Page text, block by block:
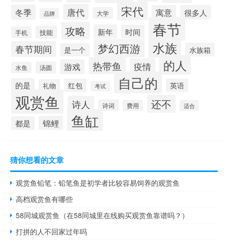
冬季 品牌 唐代 大学 宋代 寓意 很多人
手机 技能 攻略 新年 时间 春节
春节期间 是一个 梦幻西游 水族 水族箱
水鱼 汤圆 游戏 热带鱼 疫情 的人
的是 礼物 红包 考试 自己的 英语
观赏鱼 诗人 诗词 费用 还不 适合
都是 锦鲤 鱼缸
猜你想看的文章
观赏鱼铅笔：铅笔鱼是初学者比较容易饲养的观赏鱼
高档观赏鱼有哪些
58同城观赏鱼（在58同城里在线购买观赏鱼靠谱吗？）
打拼的人不回家过年吗